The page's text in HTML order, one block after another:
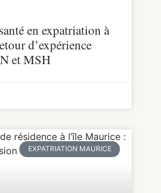
en expatriation à
d’expérience
et MSH
EXPATRIATION MAURICE